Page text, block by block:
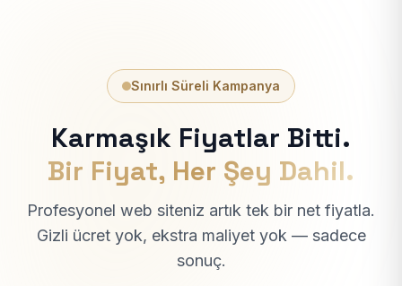
Sınırlı Süreli Kampanya
Karmaşık Fiyatlar Bitti.
Bir Fiyat, Her Şey Dahil.
Profesyonel web siteniz artık tek bir net fiyatla.
Gizli ücret yok, ekstra maliyet yok — sadece
sonuç.